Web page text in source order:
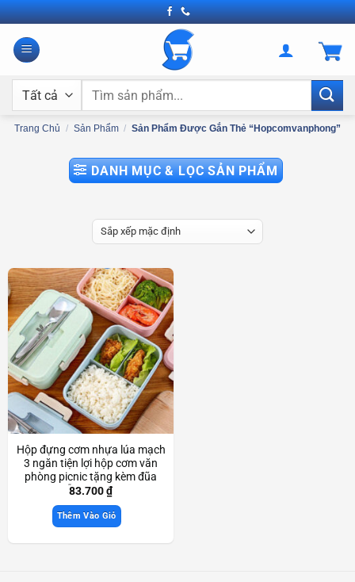
Bỏ
qua
nội
Tìm
Trang Chủ / Sản Phẩm / Sản Phẩm Được Gắn Thẻ “hopcomvanphong”
DANH MỤC & LỌC SẢN PHẨM
Hộp đựng cơm nhựa lúa mạch
3 ngăn tiện lợi hộp cơm văn
phòng picnic tặng kèm đũa
muỗng Scd3850
83.700₫
Thêm Vào Giỏ